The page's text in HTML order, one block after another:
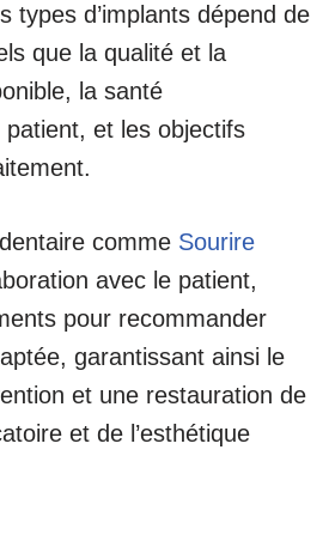
types d’implants dépend de
que la qualité et la
la santé
patient, et les objectifs
comme Sourire
avec le patient,
pour recommander
garantissant ainsi le
et une restauration de
et de l’esthétique